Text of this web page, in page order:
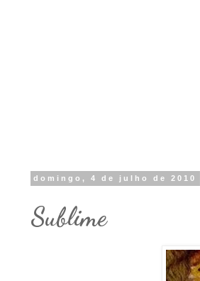
domingo, 4 de julho de 2010
Sublime